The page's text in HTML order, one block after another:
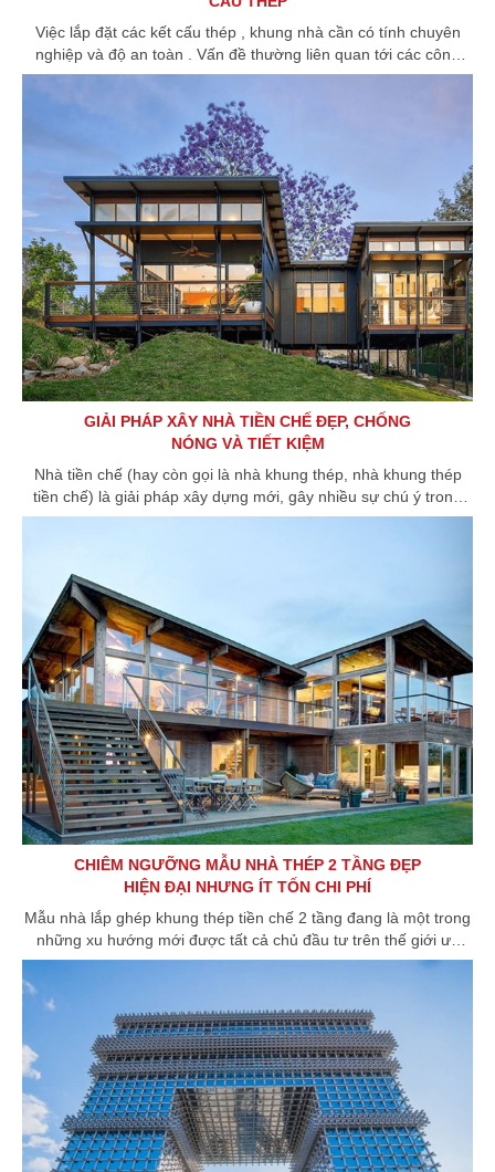
Việc lắp đặt các kết cấu thép , khung nhà cần có tính chuyên
nghiệp và độ an toàn . Vấn đề thường liên quan tới các công
việc trên cao cũng như dễ dẫn đến tai nạn ngã cao.
GIẢI PHÁP XÂY NHÀ TIỀN CHẾ ĐẸP, CHỐNG
NÓNG VÀ TIẾT KIỆM
Nhà tiền chế (hay còn gọi là nhà khung thép, nhà khung thép
tiền chế) là giải pháp xây dựng mới, gây nhiều sự chú ý trong
ngành xây dựng trong những năm gần đây.
CHIÊM NGƯỠNG MẪU NHÀ THÉP 2 TẦNG ĐẸP
HIỆN ĐẠI NHƯNG ÍT TỐN CHI PHÍ
Mẫu nhà lắp ghép khung thép tiền chế 2 tầng đang là một trong
những xu hướng mới được tất cả chủ đầu tư trên thế giới ưa
chuộng vì tối ưu được mọi mặt của công trình.